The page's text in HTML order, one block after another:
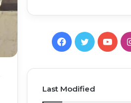
Facebook
Twitter
Last Modified